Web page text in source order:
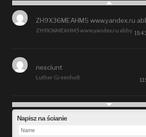
ZH9X36MEAHM5 www.yandex.ru abby
ZH9X36MEAHM5 www.yandex.ru
Luther Greenholt
nesciunt
Future
Napisz na ścianie